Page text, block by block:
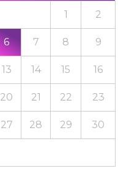
1 2
6 7 8 9
13 14 15 16
20 21 22 23
27 28 29 30